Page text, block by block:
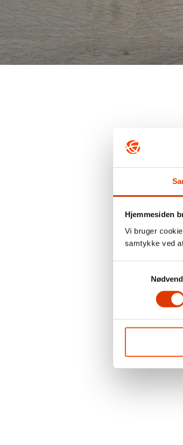
Hjemmesiden
Vi bruger
samtykke ved